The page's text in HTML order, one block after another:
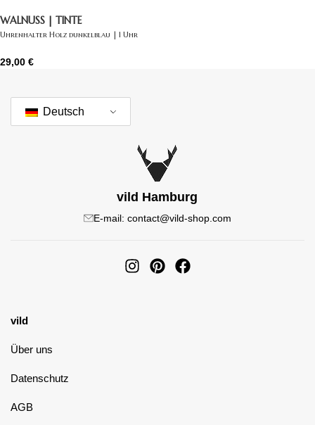
WALNUSS | TINTE
Uhrenhalter Holz dunkelblau | 1 Uhr
29,00 €
Deutsch
vild Hamburg
E-mail: contact@vild-shop.com
vild
Über uns
Datenschutz
AGB